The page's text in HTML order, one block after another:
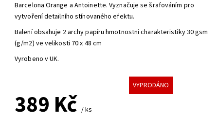
Barcelona Orange a Antoinette. Vyznačuje se šrafováním pro
vytvoření detailního stínovaného efektu.
Balení obsahuje 2 archy papíru hmotnostní charakteristiky 30 gsm
(g/m2) ve velikosti 70 x 48 cm
Vyrobeno v UK.
VYPRODÁNO
389 Kč / ks